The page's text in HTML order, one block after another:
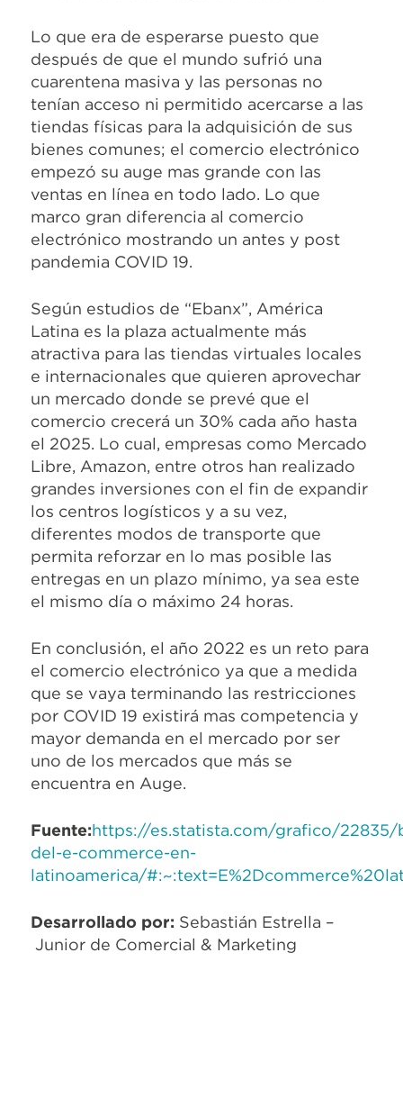
Lo que era de esperarse puesto que
después de que el mundo sufrió una
cuarentena masiva y las personas no
tenían acceso ni permitido acercarse a las
tiendas físicas para la adquisición de sus
bienes comunes; el comercio electrónico
empezó su auge mas grande con las
ventas en línea en todo lado. Lo que
marco gran diferencia al comercio
electrónico mostrando un antes y post
pandemia COVID 19.
Según estudios de “Ebanx”, América
Latina es la plaza actualmente más
atractiva para las tiendas virtuales locales
e internacionales que quieren aprovechar
un mercado donde se prevé que el
comercio crecerá un 30% cada año hasta
el 2025. Lo cual, empresas como Mercado
Libre, Amazon, entre otros han realizado
grandes inversiones con el fin de expandir
los centros logísticos y a su vez,
diferentes modos de transporte que
permita reforzar en lo mas posible las
entregas en un plazo mínimo, ya sea este
el mismo día o máximo 24 horas.
En conclusión, el año 2022 es un reto para
el comercio electrónico ya que a medida
que se vaya terminando las restricciones
por COVID 19 existirá mas competencia y
mayor demanda en el mercado por ser
uno de los mercados que más se
encuentra en Auge.
Fuente:https://es.statista.com/grafico/22835/
del-e-commerce-en-
latinoamerica/
Desarrollado por: Sebastián Estrella –
Junior de Comercial & Marketing